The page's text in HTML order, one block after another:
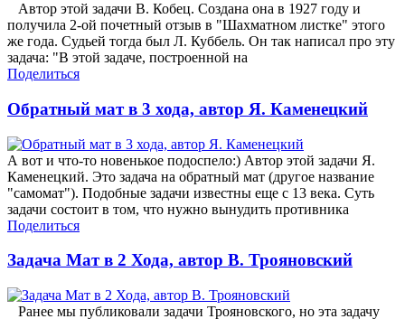
Автор этой задачи В. Кобец. Создана она в 1927 году и
получила 2-ой почетный отзыв в "Шахматном листке" этого
же года. Судьей тогда был Л. Куббель. Он так написал про эту
задача: "В этой задаче, построенной на
Поделиться
Обратный мат в 3 хода, автор Я. Каменецкий
А вот и что-то новенькое подоспело:) Автор этой задачи Я.
Каменецкий. Это задача на обратный мат (другое название
"самомат"). Подобные задачи известны еще с 13 века. Суть
задачи состоит в том, что нужно вынудить противника
Поделиться
Задача Мат в 2 Хода, автор В. Трояновский
Ранее мы публиковали задачи Трояновского, но эта задачу